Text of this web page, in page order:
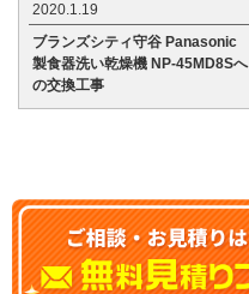
2020.1.19
ブランズシティ守谷 Panasonic
製食器洗い乾燥機 NP-45MD8Sへ
の交換工事